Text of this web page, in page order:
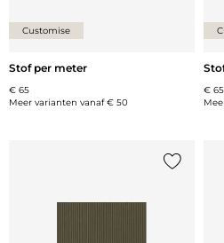
Customise
Stof per meter
€ 65
Meer varianten vanaf€ 50
€ 65